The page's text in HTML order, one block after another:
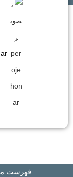
فهرست